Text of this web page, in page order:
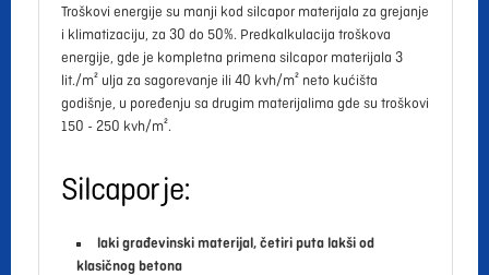
Troškovi energije su manji kod silcapor materijala za grejanje
i klimatizaciju, za 30 do 50%. Predkalkulacija troškova
energije, gde je kompletna primena silcapor materijala 3
lit./m² ulja za sagorevanje ili 40 kvh/m² neto kućišta
godišnje, u poređenju sa drugim materijalima gde su troškovi
150 - 250 kvh/m².
Silcapor je:
laki građevinski materijal, četiri puta lakši od
klasičnog betona